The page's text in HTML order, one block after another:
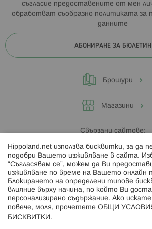
съгласие предоставените от мен
обработват съобразно политиката за
данните
АБОНИРАНЕ ЗА БЮЛЕТИН
Брошури
Магазини
Свързани сайтове:
Hippoland.ro
Последвайте ни:
Hippoland.net използва бисквитки, за да
подобри Вашето изживяване в сайта.
“Съгласявам се”, можем да Ви
изживяване по време на Вашето онлайн
Блокирането на определени типове
влияние върху начина, по който Ви
персонализирано съдържание. Ако
повече, моля, прочетете ОБЩИ
БИСКВИТКИ .